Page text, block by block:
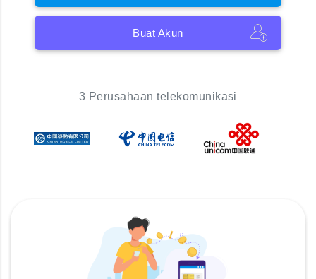
Buat Akun
3 Perusahaan telekomunikasi